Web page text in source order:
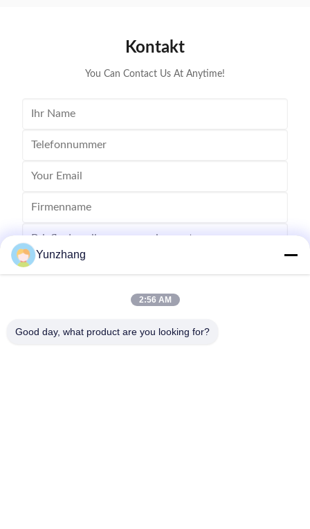
Kontakt
You Can Contact Us At Anytime!
Yunzhang
2:56 AM
Good day, what product are you looking for?